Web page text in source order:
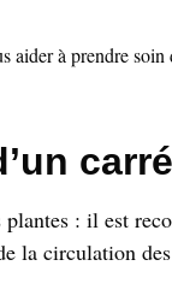
aider à prendre soin
: il est
la circulation